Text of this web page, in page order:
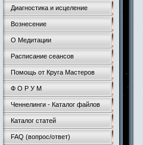
Диагностика и исцеление
Вознесение
О Медитации
Расписание сеансов
Помощь от Круга Мастеров
Ф О Р У М
Ченнелинги - Каталог файлов
Каталог статей
FAQ (вопрос/ответ)